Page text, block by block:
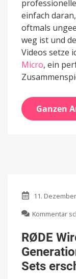
einfach
oftmals
weg ist und
Videos setze
Micro, ein
Ganzen
11.
Kommentar
RØDE
Sets